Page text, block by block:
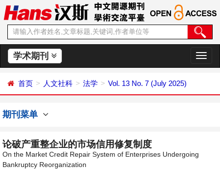
学术期刊
切
换
首页 人文社科 法学 Vol. 13 No. 7 (July 2025)
期刊菜单
论破产重整企业的市场信用修复制度
On the Market Credit Repair System of Enterprises Undergoing
Bankruptcy Reorganization